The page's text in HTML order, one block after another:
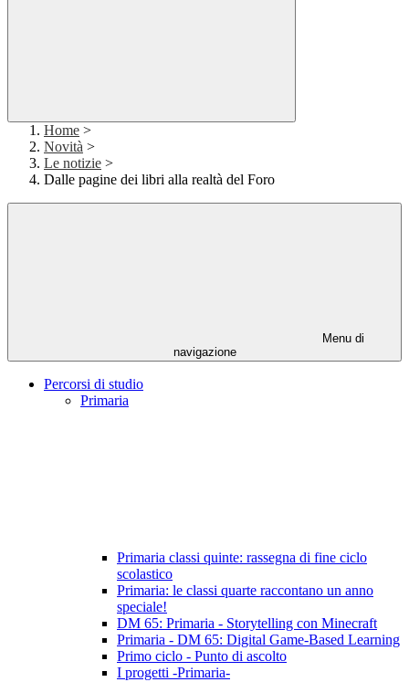
Home >
Novità >
Le notizie >
Dalle pagine dei libri alla realtà del Foro
Menu di
navigazione
Percorsi di studio
Primaria
Primaria classi quinte: rassegna di fine ciclo
scolastico
Primaria: le classi quarte raccontano un anno
speciale!
DM 65: Primaria - Storytelling con Minecraft
Primaria - DM 65: Digital Game-Based Learning
Primo ciclo - Punto di ascolto
I progetti -Primaria-